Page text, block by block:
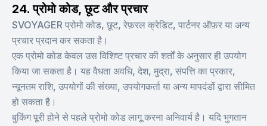
24. प्रोमो कोड, छूट और प्रचार
SVOYAGER प्रोमो कोड, छूट, रेफ़रल क्रेडिट, पार्टनर ऑफ़र या अन्य
प्रचार प्रदान कर सकता है।
एक प्रोमो कोड केवल उस विशिष्ट प्रचार की शर्तों के अनुसार ही उपयोग
किया जा सकता है। यह वैधता अवधि, देश, मुद्रा, संपत्ति का प्रकार,
न्यूनतम राशि, उपयोगों की संख्या, उपयोगकर्ता या अन्य मापदंडों द्वारा सीमित
हो सकता है।
बुकिंग पूरी होने से पहले प्रोमो कोड लागू करना अनिवार्य है। यदि भुगतान